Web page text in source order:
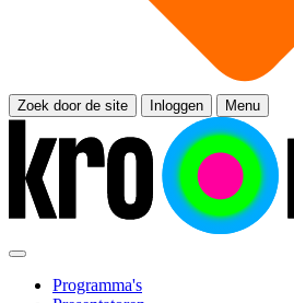
Zoek door de site Inloggen Menu
Programma's